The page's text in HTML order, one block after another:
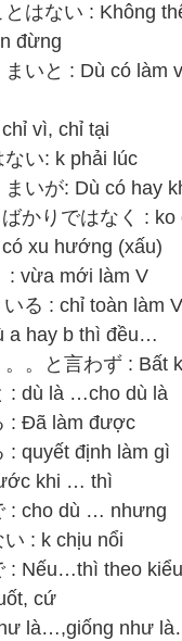
はない : Không
đừng
いと : Dù có làm
vì, chỉ tại
い: k phải lúc
いが: Dù có hay
かりではなく : ko
xu hướng (xấu)
: vừa mới làm V
る : chỉ toàn làm V
a hay b thì đều…
。。と言わず : Bất
: dù là …cho dù là
: Đã làm được
: quyết định làm gì
khi … thì
: cho dù … nhưng
: k chịu nổi
: Nếu…thì theo kiểu
cứ
là…,giống như